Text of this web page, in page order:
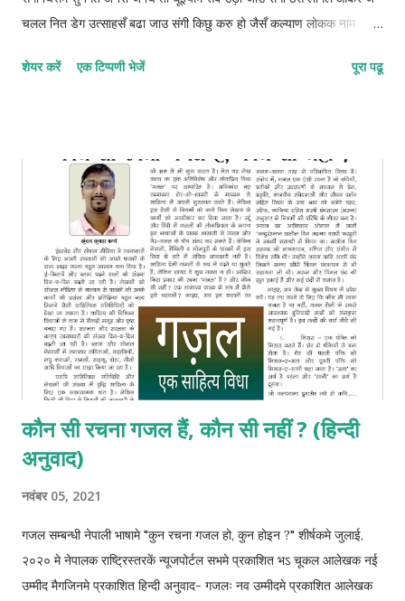
चलल नित डेग उत्साहसँ बढा जाउ संगी किछु करु हो जैसँ कल्याण लोकक नाम
फाइलुन–मुस्तफइलुन–फाइलातुन © कुन्दन कुमार कर्ण
शेयर करें एक टिप्पणी भेजें पूरा पढू
कौन सी रचना गजल हैं, कौन सी नहीं ? (हिन्दी
अनुवाद)
नवंबर 05, 2021
गजल सम्बन्धी नेपाली भाषामे "कुन रचना गजल हो, कुन होइन ?" शीर्षकमे जुलाई,
२०२० मे नेपालक राष्ट्रिस्तरकें न्यूजपोर्टल सभमे प्रकाशित भऽ चूकल आलेखक नई
उम्मीद मैगजिनमे प्रकाशित हिन्दी अनुवाद- गजलः नव उम्मीदमे प्रकाशित आलेखक